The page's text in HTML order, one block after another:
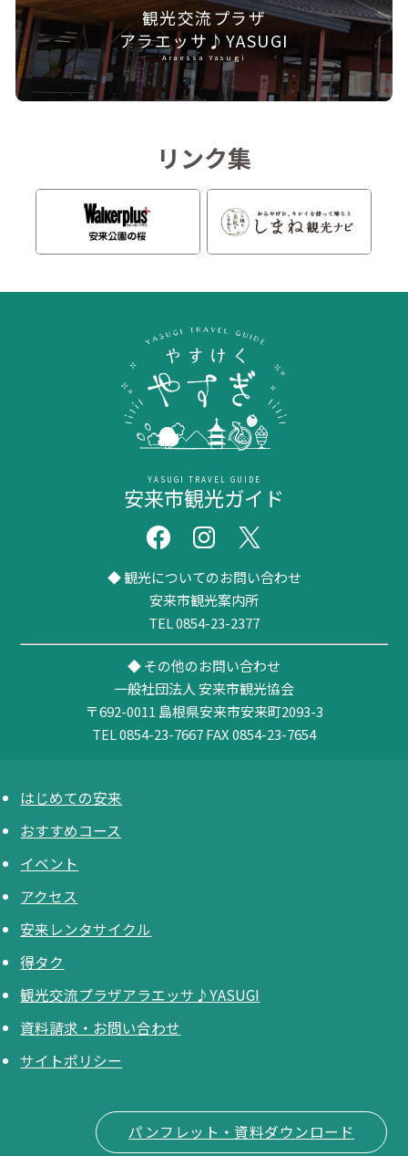
観光交流プラザ
アラエッサ♪YASUGI
Araessa Yasugi
リンク集
安来市観光ガイド
YASUGI TRAVEL GUIDE
◆ 観光についてのお問い合わせ
安来市観光案内所
TEL 0854-23-2377
◆ その他のお問い合わせ
一般社団法人 安来市観光協会
〒692-0011 島根県安来市安来町2093-3
TEL 0854-23-7667FAX 0854-23-7654
はじめての安来
おすすめコース
イベント
アクセス
安来レンタサイクル
得タク
観光交流プラザアラエッサ♪YASUGI
資料請求・お問い合わせ
サイトポリシー
パンフレット・資料ダウンロード